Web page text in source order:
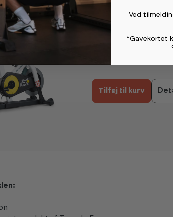
NordicTrack
Tour de France
Tilføj til kurv
Ved
*Gavekortet